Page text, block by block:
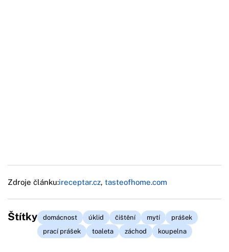
Zdroje článku:ireceptar.cz, tasteofhome.com
Štítky domácnost úklid čištění mytí
prášek
prací prášek
toaleta záchod koupelna